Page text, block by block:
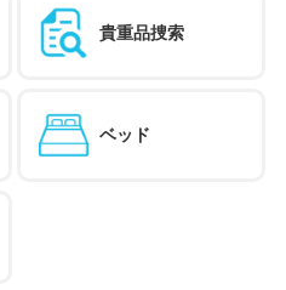
貴重品捜索
ベッド